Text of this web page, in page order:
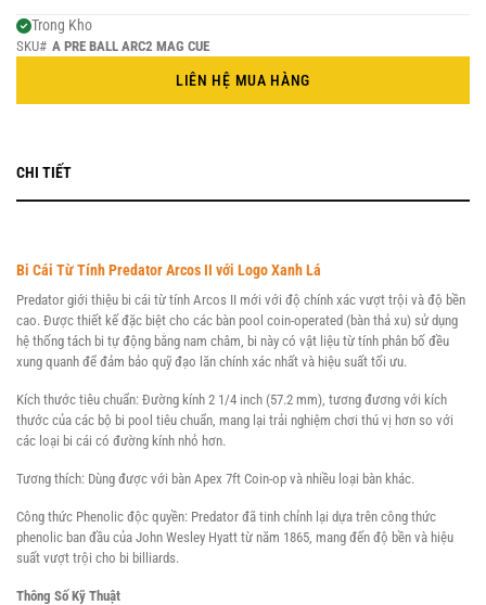
Ngọn -
Phá,
Nhảy
Bàn
Bida
Bao
Cơ
Kiện
Trang
Trong Kho
SKU# A PRE BALL ARC2 MAG CUE
LIÊN HỆ MUA HÀNG
CHI TIẾT
Bi Cái Từ Tính Predator Arcos II với Logo Xanh Lá
Predator giới thiệu bi cái từ tính Arcos II mới với độ chính xác vượt trội và độ bền
cao. Được thiết kế đặc biệt cho các bàn pool coin-operated (bàn thả xu) sử dụng
hệ thống tách bi tự động bằng nam châm, bi này có vật liệu từ tính phân bố đều
xung quanh để đảm bảo quỹ đạo lăn chính xác nhất và hiệu suất tối ưu.
Kích thước tiêu chuẩn: Đường kính 2 1/4 inch (57.2 mm), tương đương với kích
thước của các bộ bi pool tiêu chuẩn, mang lại trải nghiệm chơi thú vị hơn so với
các loại bi cái có đường kính nhỏ hơn.
Tương thích: Dùng được với bàn Apex 7ft Coin-op và nhiều loại bàn khác.
Công thức Phenolic độc quyền: Predator đã tinh chỉnh lại dựa trên công thức
phenolic ban đầu của John Wesley Hyatt từ năm 1865, mang đến độ bền và hiệu
suất vượt trội cho bi billiards.
Thông Số Kỹ Thuật